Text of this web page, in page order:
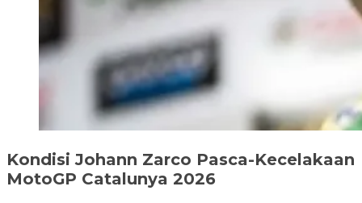
Kondisi Johann Zarco Pasca-Kecelakaan
MotoGP Catalunya 2026